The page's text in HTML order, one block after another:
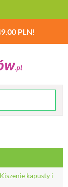
PLN!
Kiszenie kapusty i